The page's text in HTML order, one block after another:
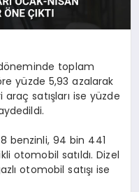
toplam
yüzde 5,93 azalarak
satışları ise yüzde
benzinli, 94 bin 441
otomobil satıldı. Dizel
otomobil satışı ise